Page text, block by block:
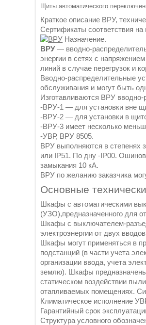
Щиты автоматического
Краткое описание ВРУ,
Сертификаты соответствия
Назначение.
ВРУ― вводно-
энергии в сетях с
линий в случае перегрузок и
Вводно-распределительные
обслуживания и могут быть
Изготавливаются ВРУ вводно-
-ВРУ-1 ― для установки вне
-ВРУ-2 ― для установки в
-ВРУ-3 имеет несколько
-УВР, ВРУ 8505.
ВРУ выполняются в степенях
или IP51. По дну -IP00.
замыкания 10 кА.
ВРУ по желанию заказчика
Основные
Шкафы с автоматическими
(УЗО),предназначенного для
Шкафы с выключателем-
электроэнергии от двух
Шкафы могут применяться в
подстанций (в части учета
организации ввода, учета
землю). Шкафы предназначены
статическом воздействии
отапливаемых помещениях.
Климатическое исполнение
Гарантийный срок
Структура условного